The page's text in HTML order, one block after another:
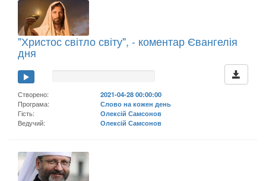
"Христос світло світу", - коментар Євангелія
дня
Створено:
2021-04-28 00:00:00
Програма:
Слово на кожен день
Гість:
Олексій Самсонов
Ведучий:
Олексій Самсонов